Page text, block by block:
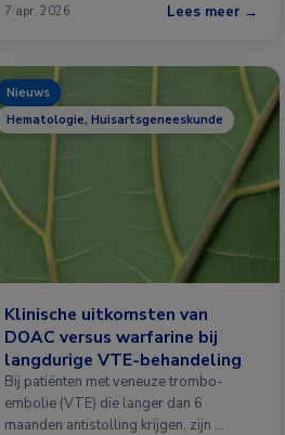
7 apr. 2026 Lees meer →
Nieuws
Hematologie, Huisartsgeneeskunde
Klinische uitkomsten van
DOAC versus warfarine bij
langdurige VTE-behandeling
Bij patiënten met veneuze trombo-
embolie (VTE) die langer dan 6
maanden antistolling krijgen, zijn …